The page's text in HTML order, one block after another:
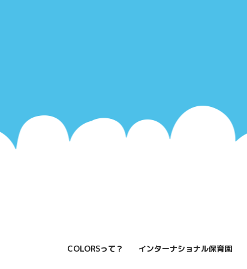
COLORSって？ インターナショナル保育園